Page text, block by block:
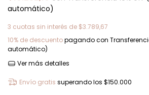
automático)
3 cuotas sin interés de $3.789,67
10% de descuentopagando con
automático)
Ver más detalles
Envío gratis superando los $150.000